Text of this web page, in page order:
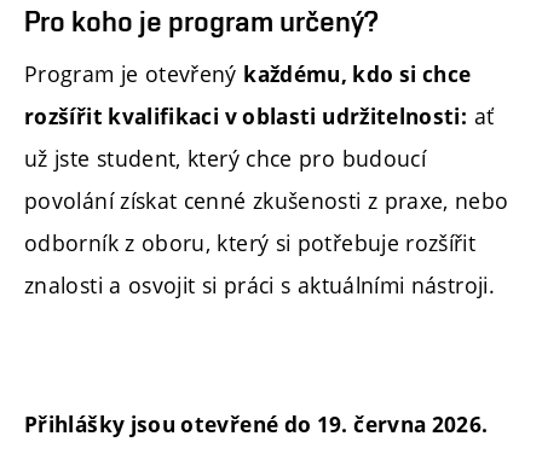
Pro koho je program určený?
Program je otevřený každému, kdo si chce
rozšířit kvalifikaci v oblasti udržitelnosti: ať
už jste student, který chce pro budoucí
povolání získat cenné zkušenosti z praxe, nebo
odborník z oboru, který si potřebuje rozšířit
znalosti a osvojit si práci s aktuálními nástroji.
Přihlášky jsou otevřené do 19. června 2026.